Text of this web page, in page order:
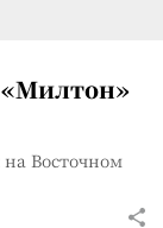
«Милтон»
Восточном